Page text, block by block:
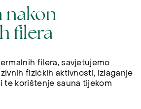
nakon
filera
filera, savjetujemo
fizičkih aktivnosti, izlaganje
te korištenje sauna tijekom